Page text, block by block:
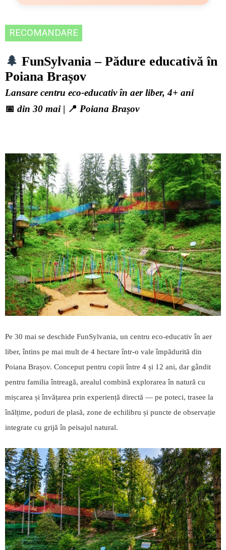
RECOMANDARE
🌲 FunSylvania – Pădure educativă în
Poiana Brașov
Lansare centru eco-educativ în aer liber, 4+ ani
📅 din 30 mai| 📍 Poiana Brașov
Pe 30 mai se deschide FunSylvania, un centru eco-educativ în aer
liber, întins pe mai mult de 4 hectare într-o vale împădurită din
Poiana Brașov. Conceput pentru copii între 4 și 12 ani, dar gândit
pentru familia întreagă, arealul combină explorarea în natură cu
mișcarea și învățarea prin experiență directă — pe poteci, trasee la
înălțime, poduri de plasă, zone de echilibru și puncte de observație
integrate cu grijă în peisajul natural.